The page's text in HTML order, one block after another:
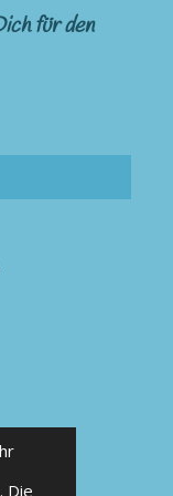
Die
für den